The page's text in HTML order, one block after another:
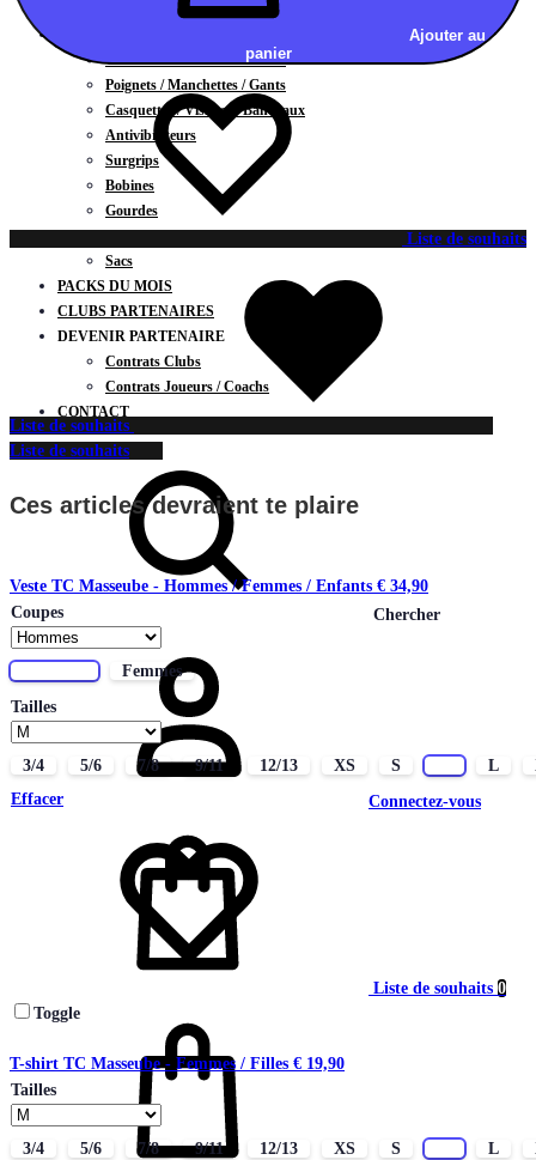
CARTES CADEAUX
Chaussettes / Sous-vêtements
Poignets / Manchettes / Gants
Casquettes / Visières / Bandeaux
Antivibrateurs
Surgrips
Bobines
Gourdes
Sacs
PACKS DU MOIS
CLUBS PARTENAIRES
DEVENIR PARTENAIRE
Contrats Clubs
Contrats Joueurs / Coachs
CONTACT
Chercher
Connectez-vous
Liste de souhaits 0
Ajouter au
panier
Liste de souhaits
Liste de souhaits
Liste de souhaits
Ces articles devraient te plaire
Veste TC Masseube - Hommes / Femmes / Enfants € 34,90
Coupes
Femmes
Tailles
3/4 5/6 7/8 9/11 12/13 XS S L
Effacer
Toggle
T-shirt TC Masseube - Femmes / Filles € 19,90
Tailles
3/4 5/6 7/8 9/11 12/13 XS S L